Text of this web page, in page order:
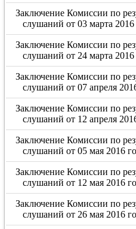
Заключение Комиссии по
слушаний от 03 марта 2016
Заключение Комиссии по
слушаний от 24 марта 2016
Заключение Комиссии по
слушаний от 07 апреля
Заключение Комиссии по
слушаний от 12 апреля
Заключение Комиссии по
слушаний от 05 мая 2016
Заключение Комиссии по
слушаний от 12 мая 2016
Заключение Комиссии по
слушаний от 26 мая 2016